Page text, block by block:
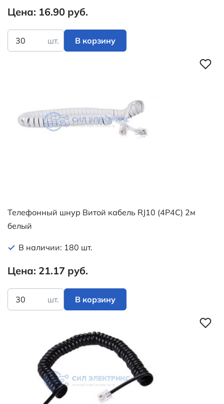
Цена: 16.90 руб.
шт. В корзину
Телефонный шнур Витой кабель RJ10 (4P4C) 2м
белый
В наличии: 180 шт.
Цена: 21.17 руб.
шт. В корзину